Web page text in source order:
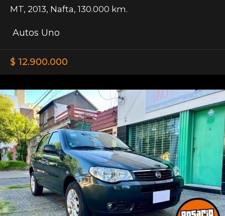
MT, 2013, Nafta, 130.000 km.
Autos Uno
$ 12.900.000